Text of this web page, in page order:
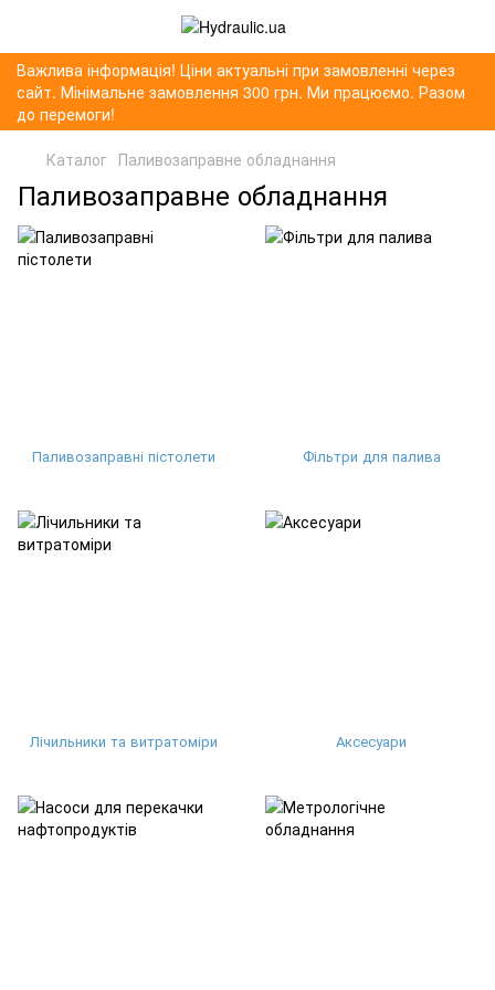
Важлива інформація! Ціни актуальні при замовленні через
сайт. Мінімальне замовлення 300 грн. Ми працюємо. Разом
до перемоги!
Каталог Паливозаправне обладнання
Паливозаправне обладнання
Паливозаправні пістолети Фільтри для палива
Лічильники та витратоміри Аксесуари